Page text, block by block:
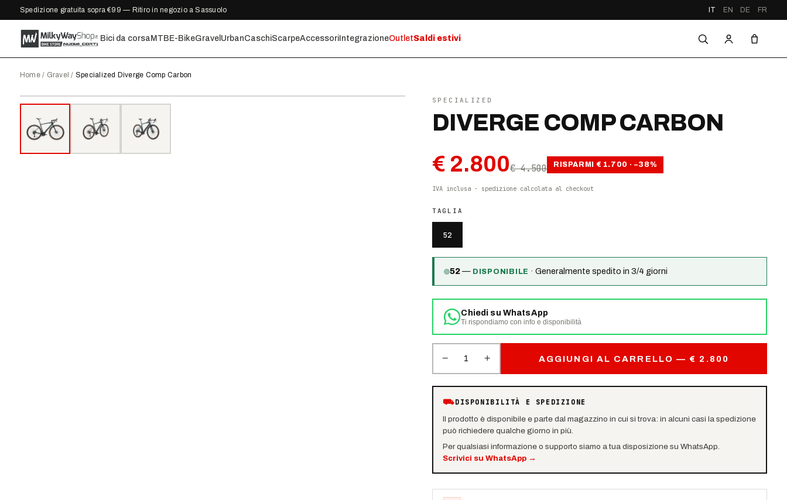
Spedizione gratuita sopra €99 — Ritiro in negozio a Sassuolo IT EN DE FR
Bici da corsa MTB E-BikeGravel UrbanCaschiScarpeAccessoriIntegrazioneOutletSaldi estivi
Home/ Gravel / Specialized Diverge Comp Carbon
SPECIALIZED
DIVERGE COMP CARBON
€ 2.800€ 4.500 RISPARMI € 1.700 · −38%
IVA inclusa · spedizione calcolata al checkout
TAGLIA
52
52— DISPONIBILE ·Generalmente spedito in 3/4 giorni
Chiedi su WhatsApp
Ti rispondiamo con info e disponibilità
− 1 + AGGIUNGI AL CARRELLO — € 2.800
⛟DISPONIBILITÀ E SPEDIZIONE
Il prodotto è disponibile e parte dal magazzino in cui si trova: in alcuni casi la spedizione
può richiedere qualche giorno in più.
Per qualsiasi informazione o supporto siamo a tua disposizione su WhatsApp.
Scrivici su WhatsApp →